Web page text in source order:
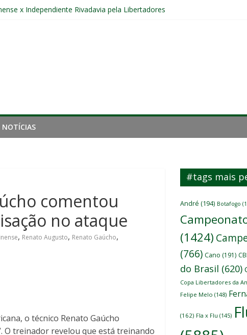
pelo Campeonato Brasileiro Feminino
direito confirmada pelo Fluminense e passará por cirurgia
apenas duas contratações e sete saídas no elenco
NOTÍCIAS
comentou
no ataque
, Renato Augusto, Renato Gaúcho,
o técnico Renato Gaúcho
O treinador revelou que está treinando
#tags mais
André (194) Botafogo
(1424)
(766) Cano (191)
do Brasil (620)
Copa Libertadores da
Felipe Melo (148)
(162) Fla x Flu (145)